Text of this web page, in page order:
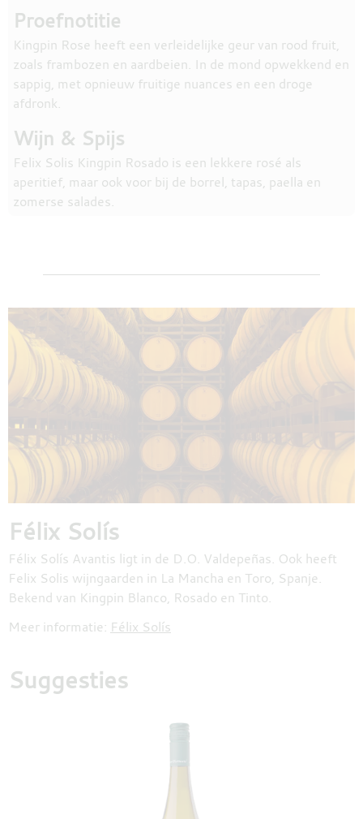
Proefnotitie
Kingpin Rose heeft een verleidelijke geur van rood fruit,
zoals frambozen en aardbeien. In de mond opwekkend en
sappig, met opnieuw fruitige nuances en een droge
afdronk.
Wijn & Spijs
Felix Solis Kingpin Rosado is een lekkere rosé als
aperitief, maar ook voor bij de borrel, tapas, paella en
zomerse salades.
Félix Solís
Félix Solís Avantis ligt in de D.O. Valdepeñas. Ook heeft
Felix Solis wijngaarden in La Mancha en Toro, Spanje.
Bekend van Kingpin Blanco, Rosado en Tinto.
Meer informatie: Félix Solís
Suggesties